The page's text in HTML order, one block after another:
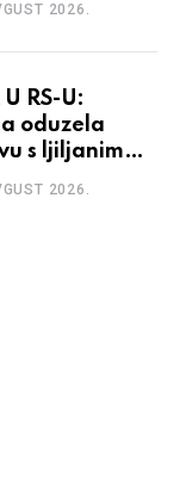
2026.
U RS-U:
oduzela
s ljiljanima,
prekršajni
2026.